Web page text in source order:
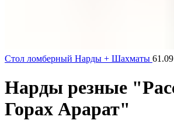
Стол ломберный Нарды + Шахматы
Нарды резные
Горах Арарат"